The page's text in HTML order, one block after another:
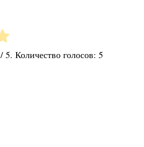
/ 5. Количество голосов:5